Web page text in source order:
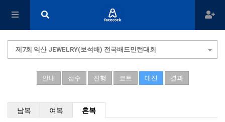
제7회 익산 JEWELRY(보석배) 전국배드민턴대회
안내 접수 진행 코트 대진 결과
남복 여복 혼복